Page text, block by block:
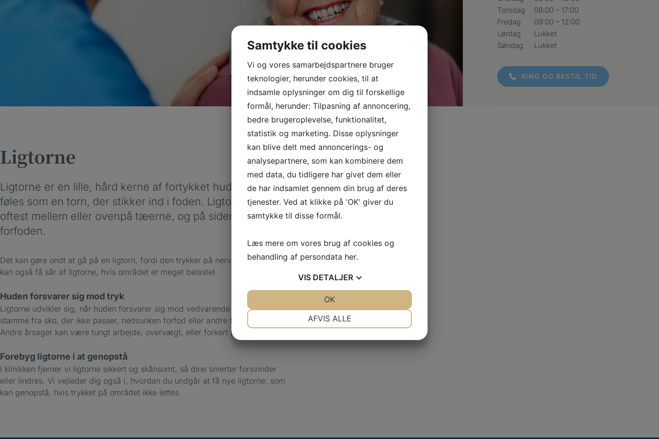
Ligtorne
Ligtorne er en lille, hård kerne af fortykket hud, der kan
føles som en torn, der stikker ind i foden. Ligtorne ses
oftest mellem eller ovenpå tæerne, og på siden eller under
forfoden.
Det kan gøre ondt at gå på en ligtorn, fordi den trykker på nervespidserne. Du
kan også få sår af ligtorne, hvis området er meget belastet.
Huden forsvarer sig mod tryk
Ligtorne udvikler sig, når huden forsvarer sig mod vedvarende tryk. Det kan
stamme fra sko, der ikke passer, nedsunken forfod eller andre fejlstillinger.
Andre årsager kan være tungt arbejde, overvægt, eller forkert placerede tæer.
Forebyg ligtorne i at genopstå
I klinikken fjerner vi ligtorne sikkert og skånsomt, så dine smerter forsvinder
eller lindres. Vi vejleder dig også i, hvordan du undgår at få nye ligtorne, som
kan genopstå, hvis trykket på området ikke lettes.
Torsdag
08:00 – 17:00
Fredag
09:00 – 12:00
Lørdag
Lukket
Søndag
Lukket
RING OG BESTIL TID
Samtykke til cookies
Vi og vores samarbejdspartnere bruger
teknologier, herunder cookies, til at
indsamle oplysninger om dig til forskellige
formål, herunder: Tilpasning af annoncering,
bedre brugeroplevelse, funktionalitet,
statistik og marketing. Disse oplysninger
kan blive delt med annoncerings- og
analysepartnere, som kan kombinere dem
med data, du tidligere har givet dem eller
de har indsamlet gennem din brug af deres
tjenester. Ved at klikke på 'OK' giver du
samtykke til disse formål.
Læs mere om vores brug af cookies og
behandling af persondata her.
VIS DETALJER
AFVIS ALLE
OK